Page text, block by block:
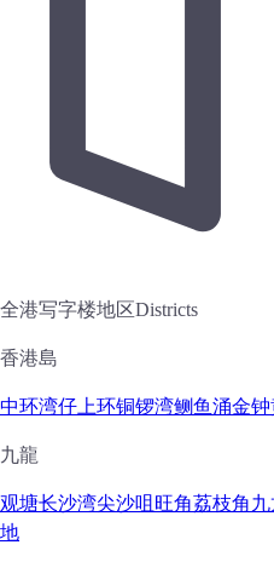
全港写字楼地区Districts
香港島
中环湾仔 上环铜锣湾鲗鱼涌金钟
九龍
观塘长沙湾尖沙咀 旺角荔枝角
地